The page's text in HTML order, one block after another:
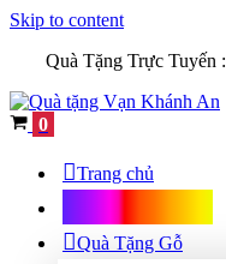
Skip to content
Quà Tặng Trực Tuyến :
Cart
0
Trang chủ
Quà Tặng Gỗ